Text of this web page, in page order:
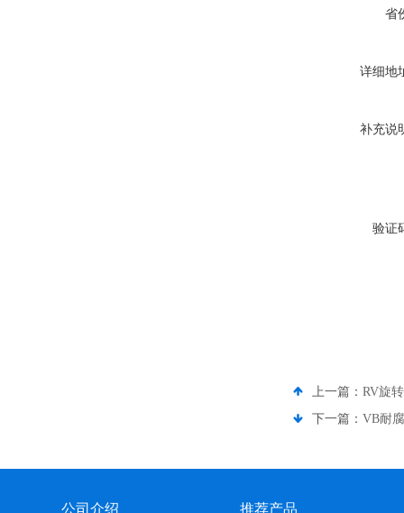
省
详细地
补充说
验证
上一篇： RV旋
下一篇： VB耐
公司介绍 推荐产品